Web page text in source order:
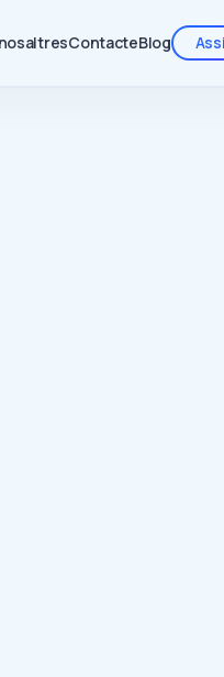
ContacteBlog